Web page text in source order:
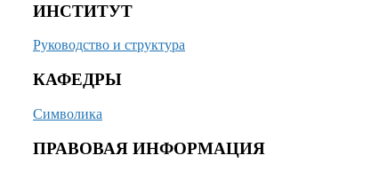
ИНСТИТУТ
Руководство и структура
КАФЕДРЫ
Символика
ПРАВОВАЯ ИНФОРМАЦИЯ